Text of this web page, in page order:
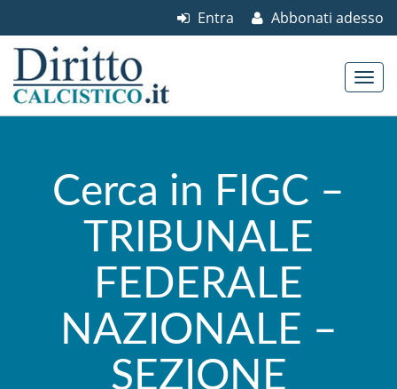
Abbonati adesso
Entra
Cerca in FIGC –
TRIBUNALE
FEDERALE
NAZIONALE –
SEZIONE